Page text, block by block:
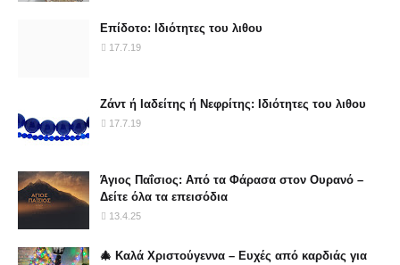
Επίδοτο: Ιδιότητες του λιθου
17.7.19
Ζάντ ή Ιαδείτης ή Νεφρίτης: Ιδιότητες του λιθου
17.7.19
Άγιος Παΐσιος: Από τα Φάρασα στον Ουρανό –
Δείτε όλα τα επεισόδια
13.4.25
🎄 Καλά Χριστούγεννα – Ευχές από καρδιάς για